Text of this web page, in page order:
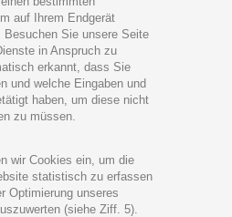
auf Ihrem Endgerät
Besuchen Sie unsere Seite
in Anspruch zu
erkannt, dass Sie
und welche Eingaben und
haben, um diese nicht
zu müssen.
wir Cookies ein, um die
statistisch zu erfassen
Optimierung unseres
(siehe Ziff. 5).